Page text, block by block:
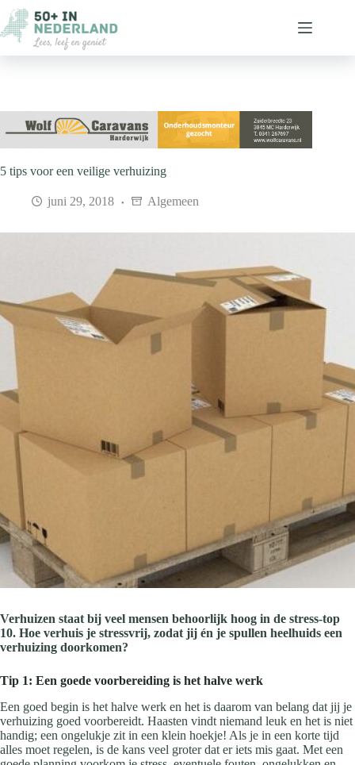
naar
de
inhoud
5 tips voor een veilige verhuizing
juni 29, 2018 Algemeen
Verhuizen staat bij veel mensen behoorlijk hoog in de stress-top
10. Hoe verhuis je stressvrij, zodat jij én je spullen heelhuids een
verhuizing doorkomen?
Tip 1: Een goede voorbereiding is het halve werk
Een goed begin is het halve werk en het is daarom van belang dat jij je
verhuizing goed voorbereidt. Haasten vindt niemand leuk en het is niet
handig; een ongelukje zit in een klein hoekje! Als je in een korte tijd
alles moet regelen, is de kans veel groter dat er iets mis gaat. Met een